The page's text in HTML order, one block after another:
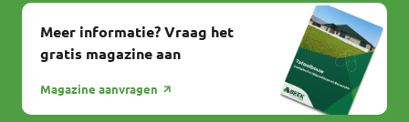
Meer informatie? Vraag het
gratis magazine aan
Magazine aanvragen